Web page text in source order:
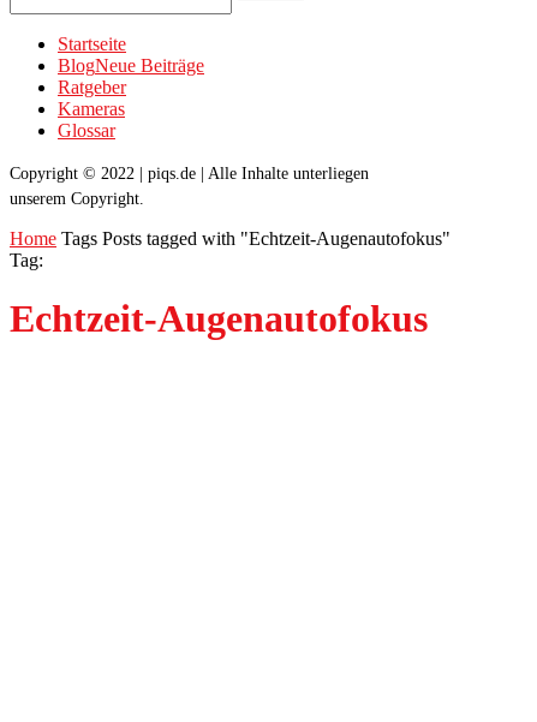
Startseite
BlogNeue Beiträge
Ratgeber
Kameras
Glossar
Copyright © 2022 | piqs.de | Alle Inhalte unterliegen
unserem Copyright.
Home Tags Posts tagged with "Echtzeit-Augenautofokus"
Tag:
Echtzeit-Augenautofokus